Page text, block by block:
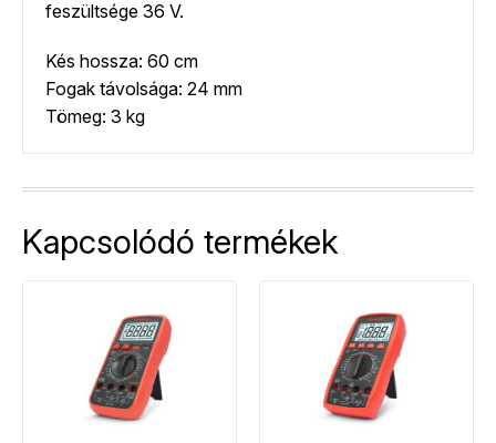
feszültsége 36 V.
Kés hossza: 60 cm
Fogak távolsága: 24 mm
Tömeg: 3 kg
Kapcsolódó termékek